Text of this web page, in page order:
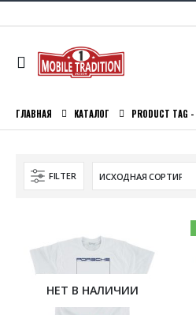
ГЛАВНАЯ КАТАЛОГ PRODUCT TAG -
FILTER
НЕТ В НАЛИЧИИ